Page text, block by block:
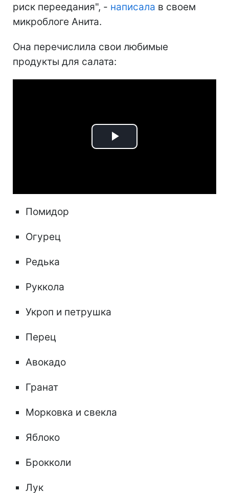
риск переедания", - написала в своем
микроблоге Анита.
Она перечислила свои любимые
продукты для салата:
Play
Помидор
Огурец
Редька
Руккола
Укроп и петрушка
Перец
Авокадо
Гранат
Морковка и свекла
Яблоко
Брокколи
Лук